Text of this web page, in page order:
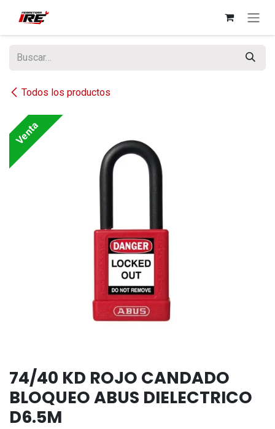
Todos los productos
Venta
74/40 KD ROJO CANDADO
BLOQUEO ABUS DIELECTRICO
D6.5M